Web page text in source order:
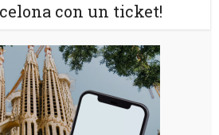
con un ticket!